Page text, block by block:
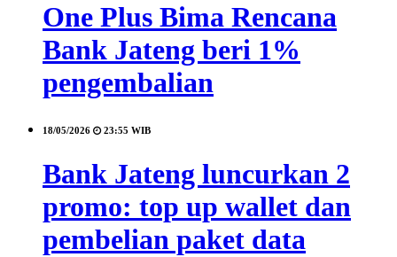
One Plus Bima Rencana
Bank Jateng beri 1%
pengembalian
18/05/2026 23:55 WIB
Bank Jateng luncurkan 2
promo: top up wallet dan
pembelian paket data